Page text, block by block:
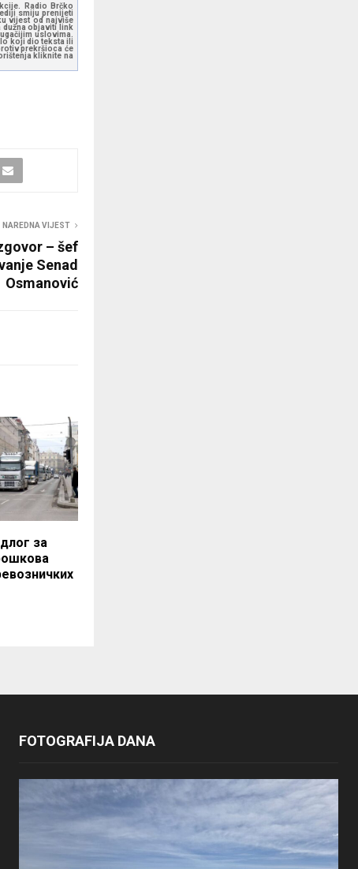
Radio Brčko
smiju prenijeti
vijest od najviše
dužna objaviti link
uslovima.
koji dio teksta ili
prekršioca će
kliknite na
NAREDNA VIJEST
– šef
Senad
Osmanović
за
FOTOGRAFIJA DANA